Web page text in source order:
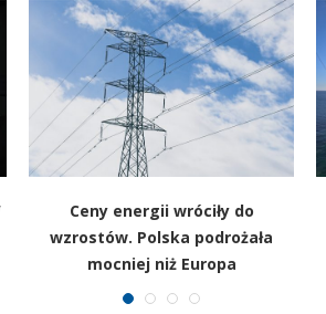
Ceny energii wróciły do
wzrostów. Polska podrożała
mocniej niż Europa